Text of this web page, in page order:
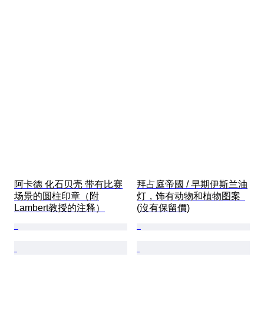
阿卡德 化石贝壳 带有比赛
场景的圆柱印章（附
Lambert教授的注释）
拜占庭帝國 / 早期伊斯兰油
灯，饰有动物和植物图案
(沒有保留價)